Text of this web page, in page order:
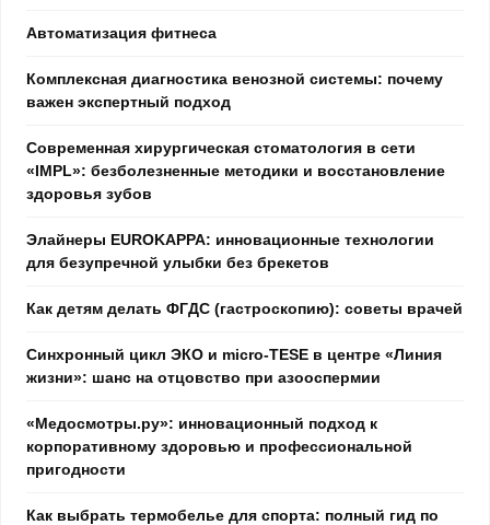
Автоматизация фитнеса
Комплексная диагностика венозной системы: почему
важен экспертный подход
Современная хирургическая стоматология в сети
«IMPL»: безболезненные методики и восстановление
здоровья зубов
Элайнеры EUROKAPPA: инновационные технологии
для безупречной улыбки без брекетов
Как детям делать ФГДС (гастроскопию): советы врачей
Синхронный цикл ЭКО и micro-TESE в центре «Линия
жизни»: шанс на отцовство при азооспермии
«Медосмотры.ру»: инновационный подход к
корпоративному здоровью и профессиональной
пригодности
Как выбрать термобелье для спорта: полный гид по